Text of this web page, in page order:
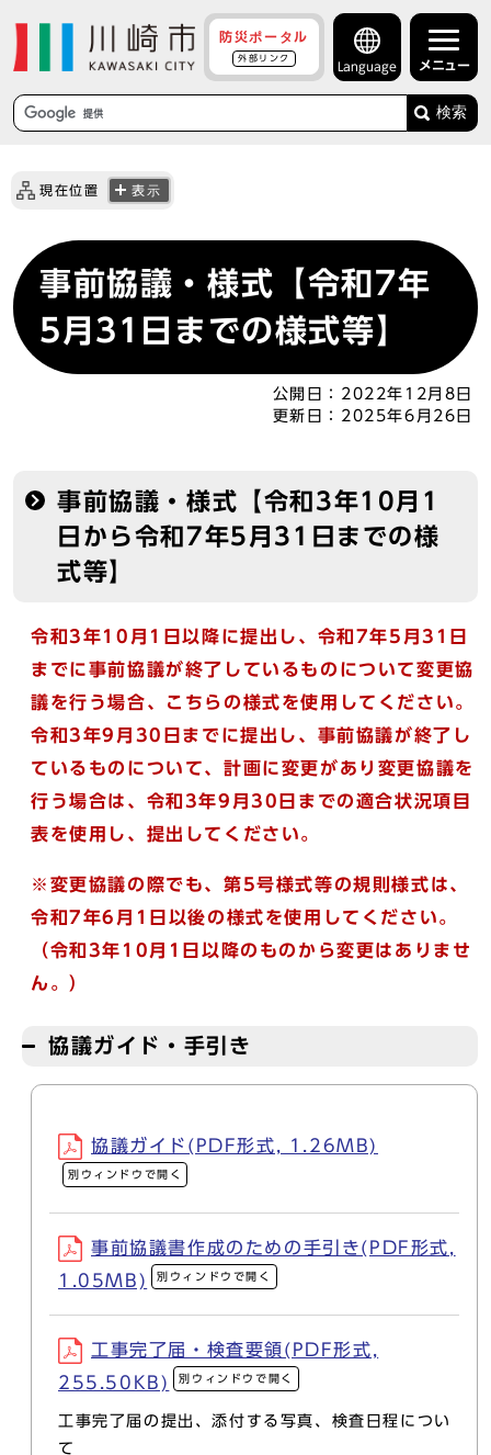
防災ポータル
外部リンク
Language メニュー
検索
現在位置 表示
事前協議・様式【令和7年
5月31日までの様式等】
公開日： 2022年12月8日
更新日： 2025年6月26日
事前協議・様式【令和3年10月1
日から令和7年5月31日までの様
式等】
令和3年10月1日以降に提出し、令和7年5月31日
までに事前協議が終了しているものについて変更協
議を行う場合、こちらの様式を使用してください。
令和3年9月30日までに提出し、事前協議が終了し
ているものについて、計画に変更があり変更協議を
行う場合は、令和3年9月30日までの適合状況項目
表を使用し、 提出してください。
※変更協議の際でも、第5号様式等の規則様式は、
令和7年6月1日以後の様式を使用してください。
（令和3年10月1日以降のものから変更はありませ
ん。 ）
協議ガイド・手引き
協議ガイド(PDF形式, 1.26MB)
別ウィンドウで開く
事前協議書作成のための手引き(PDF形式,
1.05MB)
別ウィンドウで開く
工事完了届・検査要領(PDF形式,
255.50KB)
別ウィンドウで開く
工事完了届の提出、添付する写真、検査日程につい
て